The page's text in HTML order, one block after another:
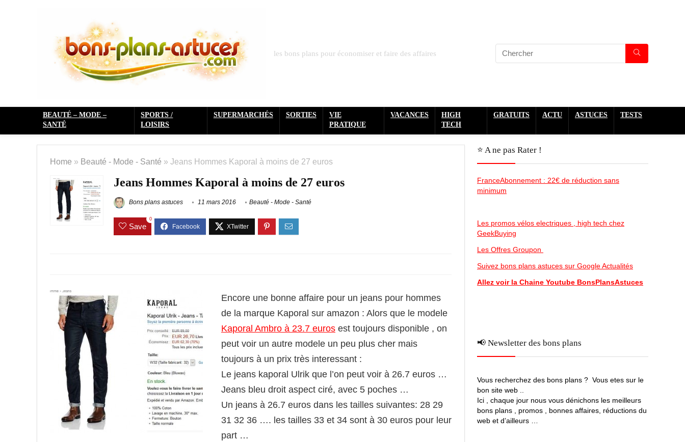
les bons plans pour économiser et faire des affaires
BEAUTÉ – MODE –
SANTÉ
SPORTS /
LOISIRS
SUPERMARCHÉS SORTIES
VIE
PRATIQUE
VACANCES
HIGH
TECH
GRATUITS ACTU ASTUCES TESTS
Home » Beauté - Mode - Santé » Jeans Hommes Kaporal à moins de 27 euros
Jeans Hommes Kaporal à moins de 27 euros
Bons plans astuces 11 mars 2016 Beauté - Mode - Santé
Save
0
Encore une bonne affaire pour un jeans pour hommes
de la marque Kaporal sur amazon : Alors que le modele
Kaporal Ambro à 23.7 euros est toujours disponible , on
peut voir un autre modele un peu plus cher mais
toujours à un prix très interessant :
Le jeans kaporal Ulrik que l’on peut voir à 26.7 euros …
Jeans bleu droit aspect ciré, avec 5 poches …
Un jeans à 26.7 euros dans les tailles suivantes: 28 29
31 32 36 …. les tailles 33 et 34 sont à 30 euros pour leur
part …
⭐️ A ne pas Rater !
FranceAbonnement : 22€ de réduction sans
minimum
Les promos vélos electriques , high tech chez
GeekBuying
Les Offres Groupon
Suivez bons plans astuces sur Google Actualités
Allez voir la Chaine Youtube BonsPlansAstuces
📢 Newsletter des bons plans
Vous recherchez des bons plans ? Vous etes sur le
bon site web ..
Ici , chaque jour nous vous dénichons les meilleurs
bons plans , promos , bonnes affaires, réductions du
web et d’ailleurs …